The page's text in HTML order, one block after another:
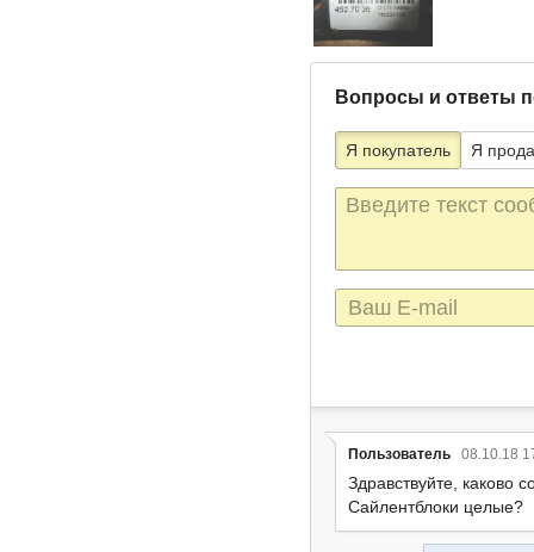
Вопросы и ответы
Я покупатель Я
Текст
сообщения
E-
mail
Пользователь 08.10.18
Здравствуйте, каково
Сайлентблоки целые?